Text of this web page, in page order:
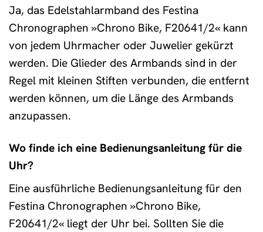
Ja, das Edelstahlarmband des Festina
Chronographen »Chrono Bike, F20641/2« kann
von jedem Uhrmacher oder Juwelier gekürzt
werden. Die Glieder des Armbands sind in der
Regel mit kleinen Stiften verbunden, die entfernt
werden können, um die Länge des Armbands
anzupassen.
Wo finde ich eine Bedienungsanleitung für die
Uhr?
Eine ausführliche Bedienungsanleitung für den
Festina Chronographen »Chrono Bike,
F20641/2« liegt der Uhr bei. Sollten Sie die